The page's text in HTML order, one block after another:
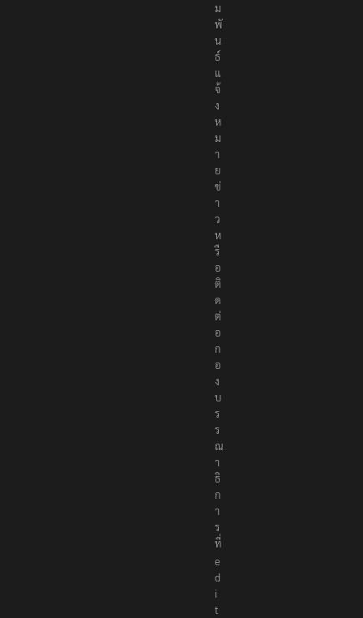
ม
พั
น
ธ์
แ
จ้
ง
ห
ม
า
ย
ข่
า
ว
ห
รื
อ
ติ
ด
ต่
อ
ก
อ
ง
บ
ร
ร
ณ
า
ธิ
ก
า
ร
ที่
e
d
i
t